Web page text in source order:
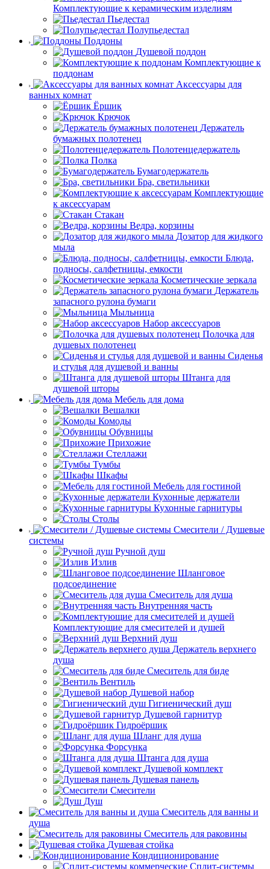
Комплектующие к керамическим изделиям
Пьедестал
Полупьедестал
Поддоны
Душевой поддон
Комплектующие к
поддонам
Аксессуары для
ванных комнат
Ёршик
Крючок
Держатель
бумажных полотенец
Полотенцедержатель
Полка
Бумагодержатель
Бра, светильники
Комплектующие
к аксессуарам
Стакан
Ведра, корзины
Дозатор для жидкого
мыла
Блюда,
подносы, салфетницы, емкости
Косметические зеркала
Держатель
запасного рулона бумаги
Мыльница
Набор аксессуаров
Полочка для
душевых полотенец
Сиденья
и стулья для душевой и ванны
Штанга для
душевой шторы
Мебель для дома
Вешалки
Комоды
Обувницы
Прихожие
Стеллажи
Тумбы
Шкафы
Мебель для гостиной
Кухонные держатели
Кухонные гарнитуры
Столы
Смесители / Душевые
системы
Ручной душ
Излив
Шланговое
подсоединение
Смеситель для душа
Внутренняя часть
Комплектующие для смесителей и душей
Верхний душ
Держатель верхнего
душа
Смеситель для биде
Вентиль
Душевой набор
Гигиенический душ
Душевой гарнитур
Гидроёршик
Шланг для душа
Форсунка
Штанга для душа
Душевой комплект
Душевая панель
Смесители
Душ
Смеситель для ванны и
душа
Смеситель для раковины
Душевая стойка
Кондиционирование
Сплит-системы